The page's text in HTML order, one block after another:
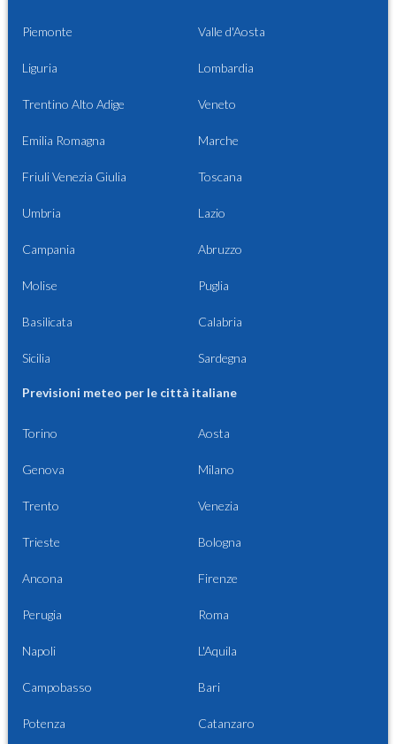
Piemonte Valle d'Aosta
Liguria Lombardia
Trentino Alto Adige Veneto
Emilia Romagna Marche
Friuli Venezia Giulia Toscana
Umbria Lazio
Campania Abruzzo
Molise Puglia
Basilicata Calabria
Sicilia Sardegna
Previsioni meteo per le città italiane
Torino Aosta
Genova Milano
Trento Venezia
Trieste Bologna
Ancona Firenze
Perugia Roma
Napoli L'Aquila
Campobasso Bari
Potenza Catanzaro